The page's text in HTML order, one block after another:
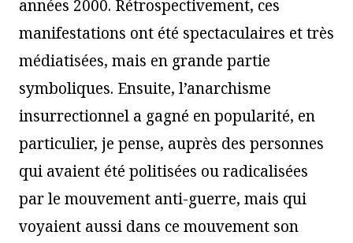
années 2000. Rétrospectivement, ces
manifestations ont été spectaculaires et très
médiatisées, mais en grande partie
symboliques. Ensuite, l’anarchisme
insurrectionnel a gagné en popularité, en
particulier, je pense, auprès des personnes
qui avaient été politisées ou radicalisées
par le mouvement anti-guerre, mais qui
voyaient aussi dans ce mouvement son